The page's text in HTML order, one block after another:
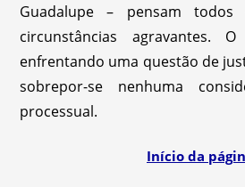
Guadalupe – pensam
circunstâncias agravantes.
enfrentando uma questão de
sobrepor-se nenhuma
processual.
Início da